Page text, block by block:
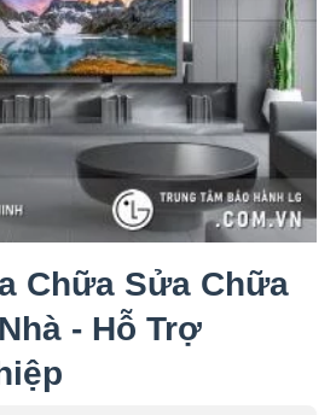
Chữa Sửa Chữa
- Hỗ Trợ